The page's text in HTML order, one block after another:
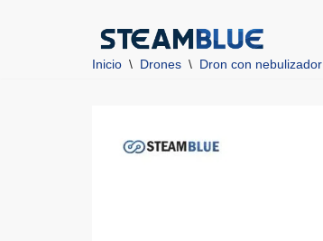
Inicio \ Drones \ Dron con nebulizador